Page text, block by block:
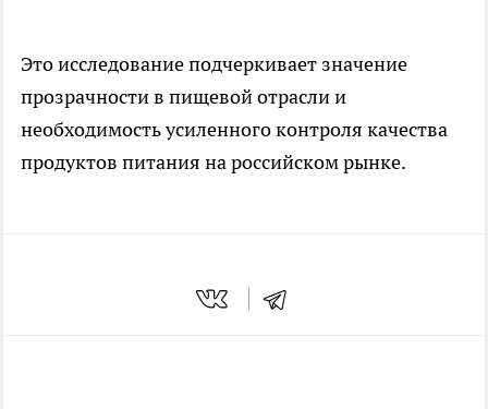
Это исследование подчеркивает значение
прозрачности в пищевой отрасли и
необходимость усиленного контроля качества
продуктов питания на российском рынке.